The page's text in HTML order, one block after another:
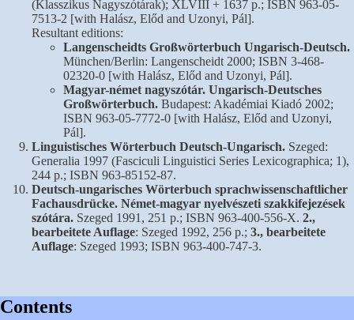
(Klasszikus Nagyszótárak); XLVIII + 1637 p.; ISBN 963-05-
7513-2 [with Halász, Előd and Uzonyi, Pál].
Resultant editions:
Langenscheidts Großwörterbuch Ungarisch-Deutsch.
München/Berlin: Langenscheidt 2000; ISBN 3-468-
02320-0 [with Halász, Előd and Uzonyi, Pál].
Magyar-német nagyszótár. Ungarisch-Deutsches
Großwörterbuch. Budapest: Akadémiai Kiadó 2002;
ISBN 963-05-7772-0 [with Halász, Előd and Uzonyi,
Pál].
Linguistisches Wörterbuch Deutsch-Ungarisch. Szeged:
Generalia 1997 (Fasciculi Linguistici Series Lexicographica; 1),
244 p.; ISBN 963-85152-87.
Deutsch-ungarisches Wörterbuch sprachwissenschaftlicher
Fachausdrücke. Német-magyar nyelvészeti szakkifejezések
szótára. Szeged 1991, 251 p.; ISBN 963-400-556-X. 2.,
bearbeitete Auflage: Szeged 1992, 256 p.; 3., bearbeitete
Auflage: Szeged 1993; ISBN 963-400-747-3.
Contents